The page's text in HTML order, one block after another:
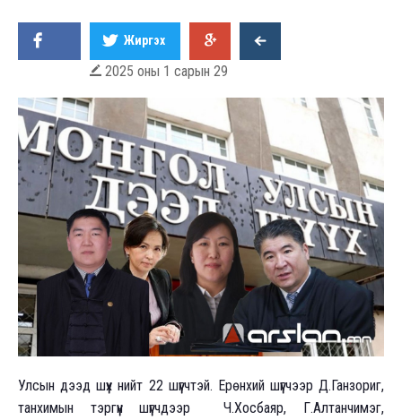
Жиргэх
 2025 оны 1 сарын 29
Улсын дээд шүүх нийт 22 шүүгчтэй. Ерөнхий шүүгчээр Д.Ганзориг,
танхимын тэргүүн шүүгчдээр Ч.Хосбаяр, Г.Алтанчимэг,